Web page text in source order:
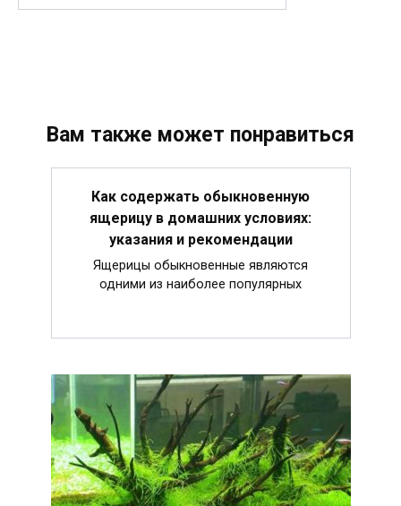
Вам также может понравиться
Как содержать обыкновенную
ящерицу в домашних условиях:
указания и рекомендации
Ящерицы обыкновенные являются
одними из наиболее популярных